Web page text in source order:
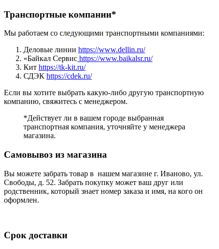
Транспортные компании*
Мы работаем со следующими транспортными компаниями:
Деловые линии https://www.dellin.ru/
«Байкал Сервис https://www.baikalsr.ru/
Кит https://tk-kit.ru/
СДЭК https://cdek.ru/
Если вы хотите выбрать какую-либо другую транспортную
компанию, свяжитесь с менеджером.
*Действует ли в вашем городе выбранная
транспортная компания, уточняйте у менеджера
магазина.
Самовывоз из магазина
Вы можете забрать товар в нашем магазине г. Иваново, ул.
Свободы, д. 52. Забрать покупку может ваш друг или
родственник, который знает номер заказа и имя, на кого он
оформлен.
Срок доставки